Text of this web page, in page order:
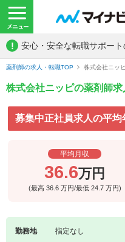
! 安心・安全な転職サポート
薬剤師の求人・転職TOP 株式会社ニッ
株式会社ニッピの薬剤師
募集中正社員求人の平均
平均月収
36.6万円
(最高 36.6 万円/最低 24.7 万円)
勤務地
指定なし